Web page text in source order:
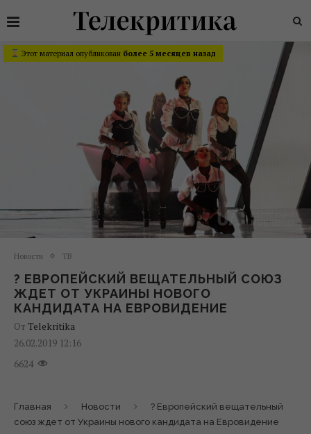
Этот материал опубликован более 5 месяцев назад
Новости ТВ
? ЕВРОПЕЙСКИЙ ВЕЩАТЕЛЬНЫЙ СОЮЗ
ЖДЕТ ОТ УКРАИНЫ НОВОГО
КАНДИДАТА НА ЕВРОВИДЕНИЕ
От Telekritika
26.02.2019 12:16
6624
Главная Новости
? Европейский вещательный
союз ждет от Украины нового кандидата на Евровидение